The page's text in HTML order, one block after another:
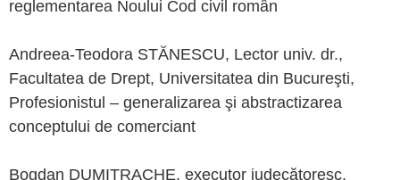
reglementarea Noului Cod civil român
Andreea-Teodora STĂNESCU, Lector univ. dr.,
Facultatea de Drept, Universitatea din Bucureşti,
Profesionistul – generalizarea şi abstractizarea
conceptului de comerciant
Bogdan DUMITRACHE, executor judecătoresc,